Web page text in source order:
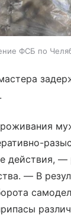
ФСБ по
действия, —
— В